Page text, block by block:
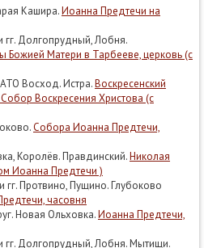
Кашира.Иоанна Предтечи на
гг. Долгопрудный, Лобня.
Божией Матери в Тарбееве, церковь (с
Восход. Истра.Воскресенский
Воскресения Христова (с
Собора Иоанна Предтечи,
Королёв. Правдинский.Николая
Иоанна Предтечи )
гг. Протвино, Пущино. Глубоково
часовня
Новая Ольховка.Иоанна Предтечи,
гг. Долгопрудный, Лобня. Мытищи.